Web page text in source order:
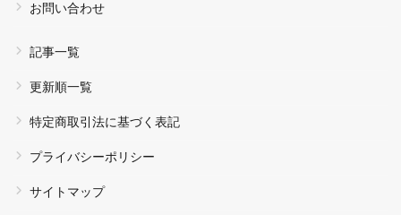
お問い合わせ
記事一覧
更新順一覧
特定商取引法に基づく表記
プライバシーポリシー
サイトマップ